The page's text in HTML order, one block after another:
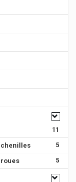
11
chenilles 5
5